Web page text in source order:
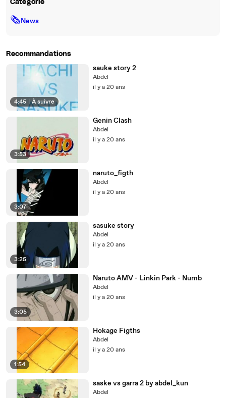
Catégorie
🗞News
Recommandations
4:45 À suivre
sauke story 2
Abdel
il y a 20 ans
3:53
Genin Clash
Abdel
il y a 20 ans
3:07
naruto_figth
Abdel
il y a 20 ans
3:25
sasuke story
Abdel
il y a 20 ans
3:05
Naruto AMV - Linkin Park - Numb
Abdel
il y a 20 ans
1:54
Hokage Figths
Abdel
il y a 20 ans
saske vs garra 2 by abdel_kun
Abdel